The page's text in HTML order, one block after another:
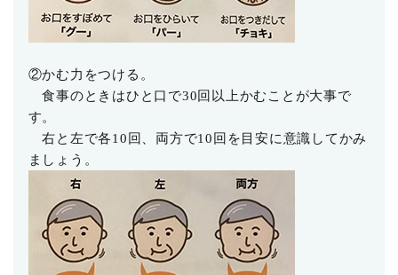
②かむ力をつける。
食事のときはひと口で30回以上かむことが大事で
す。
右と左で各10回、両方で10回を目安に意識してかみ
ましょう。